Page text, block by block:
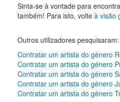
Sinta-se à vontade para
também! Para isto, volte à visão
Outros utilizadores pesquisaram:
Contratar um artista do género
Contratar um artista do género
Contratar um artista do género
Contratar um artista do género
Contratar um artista do género